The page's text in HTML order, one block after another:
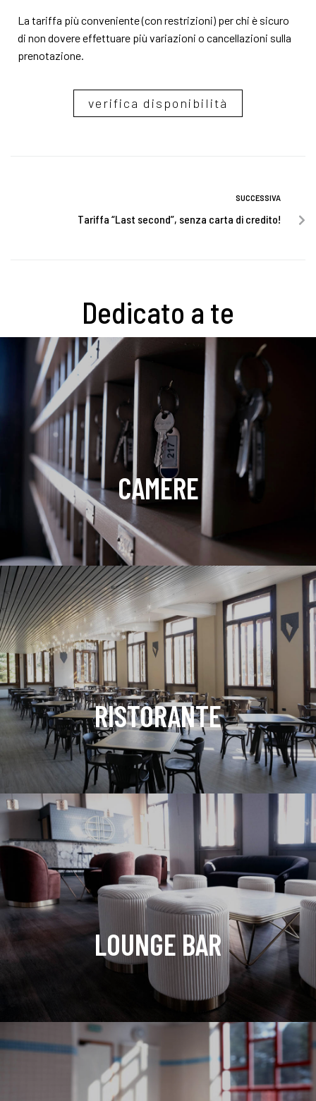
La tariffa più conveniente (con restrizioni) per chi è sicuro
di non dovere effettuare più variazioni o cancellazioni sulla
prenotazione.
verifica disponibilità
SUCCESSIVA
Tariffa “Last second”, senza carta di credito!
Dedicato a te
CAMERE
RISTORANTE
LOUNGE BAR